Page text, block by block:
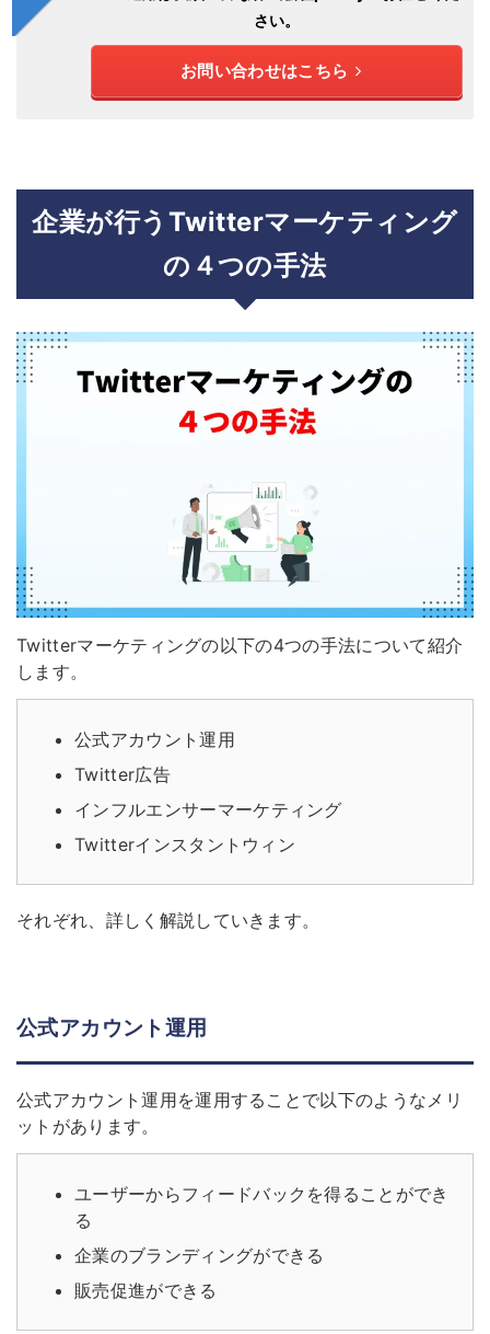
さい。
お問い合わせはこちら
企業が行うTwitterマーケティング
の４つの手法
Twitterマーケティングの以下の4つの手法について紹介
します。
公式アカウント運用
Twitter広告
インフルエンサーマーケティング
Twitterインスタントウィン
それぞれ、詳しく解説していきます。
公式アカウント運用
公式アカウント運用を運用することで以下のようなメリ
ットがあります。
ユーザーからフィードバックを得ることができ
る
企業のブランディングができる
販売促進ができる